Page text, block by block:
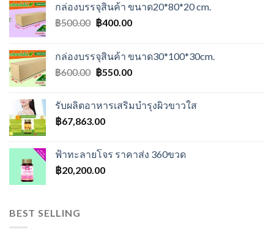
กล่องบรรจุสินค้า ขนาด20*80*20 cm.
฿500.00 Original
฿500.00.
฿400.00Current
฿400.00.
กล่องบรรจุสินค้า ขนาด30*100*30cm.
฿600.00 Original
฿600.00.
฿550.00Current
฿550.00.
รับผลิตอาหารเสริมบำรุงผิวขาวใส
฿67,863.00
ฟ้าทะลายโจร ราคาส่ง 360ขวด
฿20,200.00
BEST SELLING